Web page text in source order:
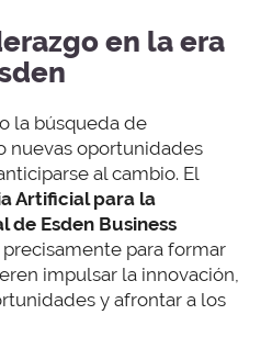
en la era
la búsqueda de
nuevas oportunidades
al cambio. El
Artificial para la
de Esden Business
para formar
impulsar la innovación,
y afrontar a los